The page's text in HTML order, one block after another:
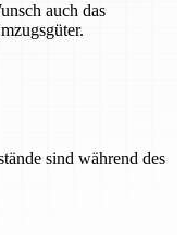
auch das
sind während des